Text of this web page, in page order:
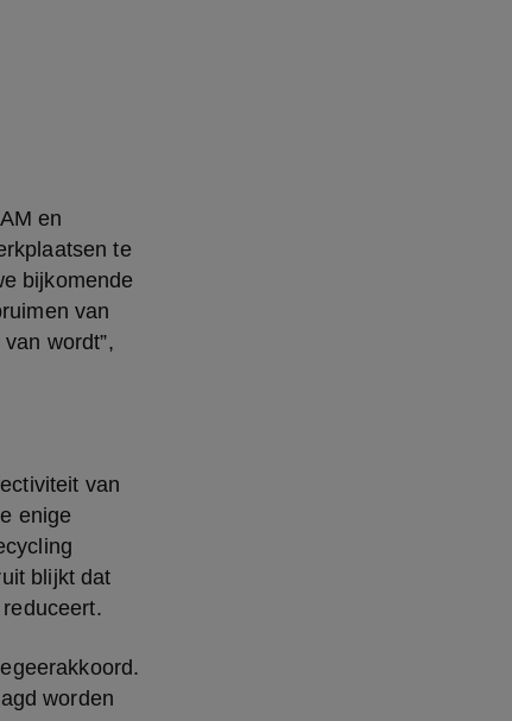
en
te
bijkomende
van
wordt”,
van
enige
blijkt dat
worden